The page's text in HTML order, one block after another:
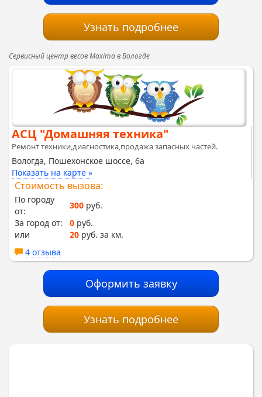
Узнать подробнее
Сервисный центр весов Maxima в Вологде
АСЦ "Домашняя техника"
Ремонт техники,диагностика,продажа запасных частей.
Вологда, Пошехонское шоссе, 6а
Показать на карте »
Стоимость вызова:
По городу
от:
300 руб.
За город от:
0 руб.
или
20 руб. за км.
4 отзыва
Оформить заявку
Узнать подробнее